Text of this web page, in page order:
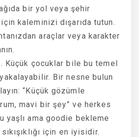
bir yol veya şehir
kaleminizi dışarıda tutun.
araçlar veya karakter
Küçük çocuklar bile bu temel
Bir nesne bulun
“Küçük gözümle
mavi bir şey” ve herkes
yaşlı ama goodie bekleme
için en iyisidir.